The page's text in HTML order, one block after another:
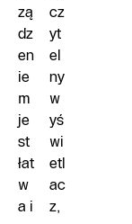
zą
dz
en
ie
m
je
st
łat
w
a i
cz
yt
el
ny
w
yś
wi
etl
ac
z,